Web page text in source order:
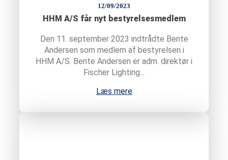
12/09/2023
HHM A/S får nyt bestyrelsesmedlem
Den 11. september 2023 indtrådte Bente
Andersen som medlem af bestyrelsen i
HHM A/S. Bente Andersen er adm. direktør i
Fischer Lighting...
Læs mere